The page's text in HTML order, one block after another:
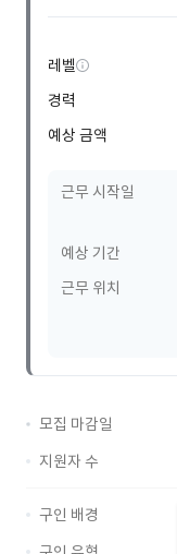
레벨
경력
예상 금액
근무 시작일
예상 기간
근무 위치
모집 마감일
지원자 수
구인 배경